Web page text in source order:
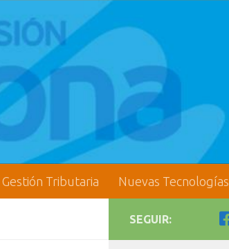
Gestión Tributaria Nuevas Tecnologías
SEGUIR: